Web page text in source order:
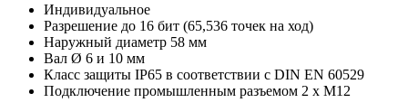
Индивидуальное
Разрешение до 16 бит (65,536 точек на ход)
Наружный диаметр 58 мм
Вал Ø 6 и 10 мм
Класс защиты IP65 в соответствии с DIN EN 60529
Подключение промышленным разъемом 2 x M12